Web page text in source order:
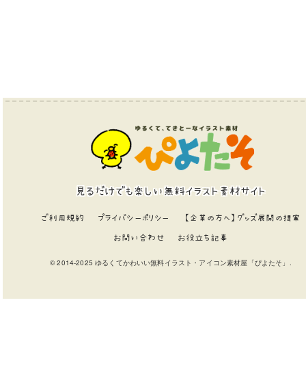
見るだけでも楽しい無料イラスト素材サイト
ご利用規約 プライバシーポリシー 【企業の方へ】グッズ展開の提案
お問い合わせ お役立ち記事
© 2014-2025 ゆるくてかわいい無料イラスト・アイコン素材屋「ぴよたそ」.